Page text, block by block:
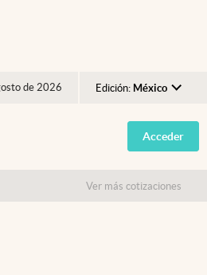
de 2026 Edición: México
Argentina
España
USA
Acceder
Ver más cotizaciones